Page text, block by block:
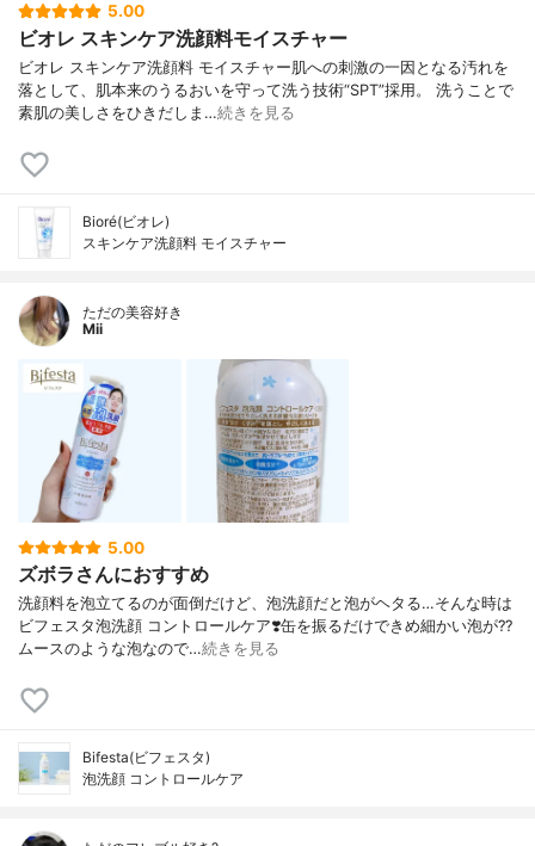
5.00
ビオレ スキンケア洗顔料モイスチャー
ビオレ スキンケア洗顔料 モイスチャー肌への刺激の一因となる汚れを
落として、肌本来のうるおいを守って洗う技術“SPT”採用。 洗うことで
素肌の美しさをひきだしま…続きを見る
Bioré(ビオレ)
スキンケア洗顔料 モイスチャー
ただの美容好き
Mii
5.00
ズボラさんにおすすめ
洗顔料を泡立てるのが面倒だけど、泡洗顔だと泡がヘタる…そんな時は
ビフェスタ泡洗顔 コントロールケア❣️缶を振るだけできめ細かい泡が?‍?️
ムースのような泡なので…続きを見る
Bifesta(ビフェスタ)
泡洗顔 コントロールケア